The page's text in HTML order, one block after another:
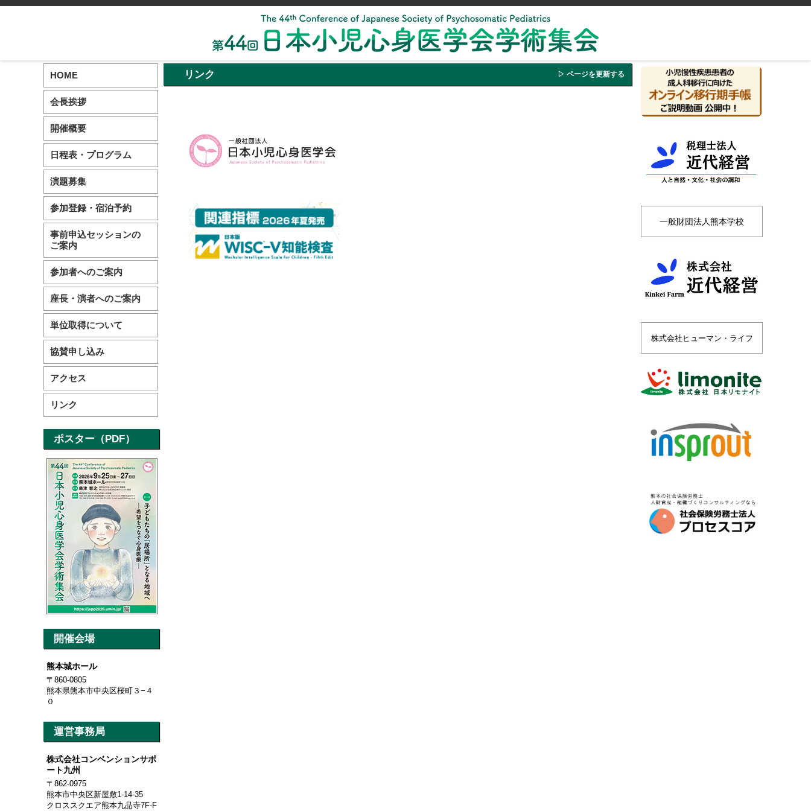
リンク ▷ ページを更新する
HOME
会長挨拶
開催概要
日程表・プログラム
演題募集
参加登録・宿泊予約
事前申込セッションの
ご案内
参加者へのご案内
座長・演者へのご案内
単位取得について
協賛申し込み
アクセス
リンク
ポスター（PDF）
開催会場
熊本城ホール
〒860-0805
熊本県熊本市中央区桜町３−４
０
運営事務局
株式会社コンベンションサポ
ート九州
〒862-0975
熊本市中央区新屋敷1-14-35
クロススクエア熊本九品寺7F-F
一般財団法人熊本学校
株式会社ヒューマン・ライフ